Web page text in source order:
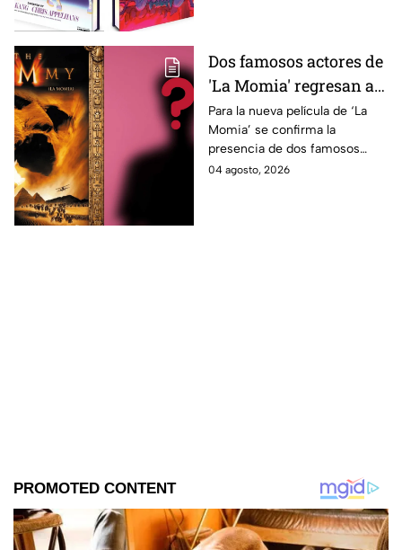
Dos famosos actores de
'La Momia' regresan a
la nueva película;
descubre de quiénes se
tratan
Para la nueva película de ‘La
Momia’ se confirma la
presencia de dos famosos
actores, ya se dio a conocer
04 agosto, 2026